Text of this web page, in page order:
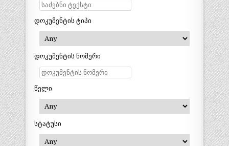
დოკუმენტის ტიპი
დოკუმენტის ნომერი
წელი
სტატუსი